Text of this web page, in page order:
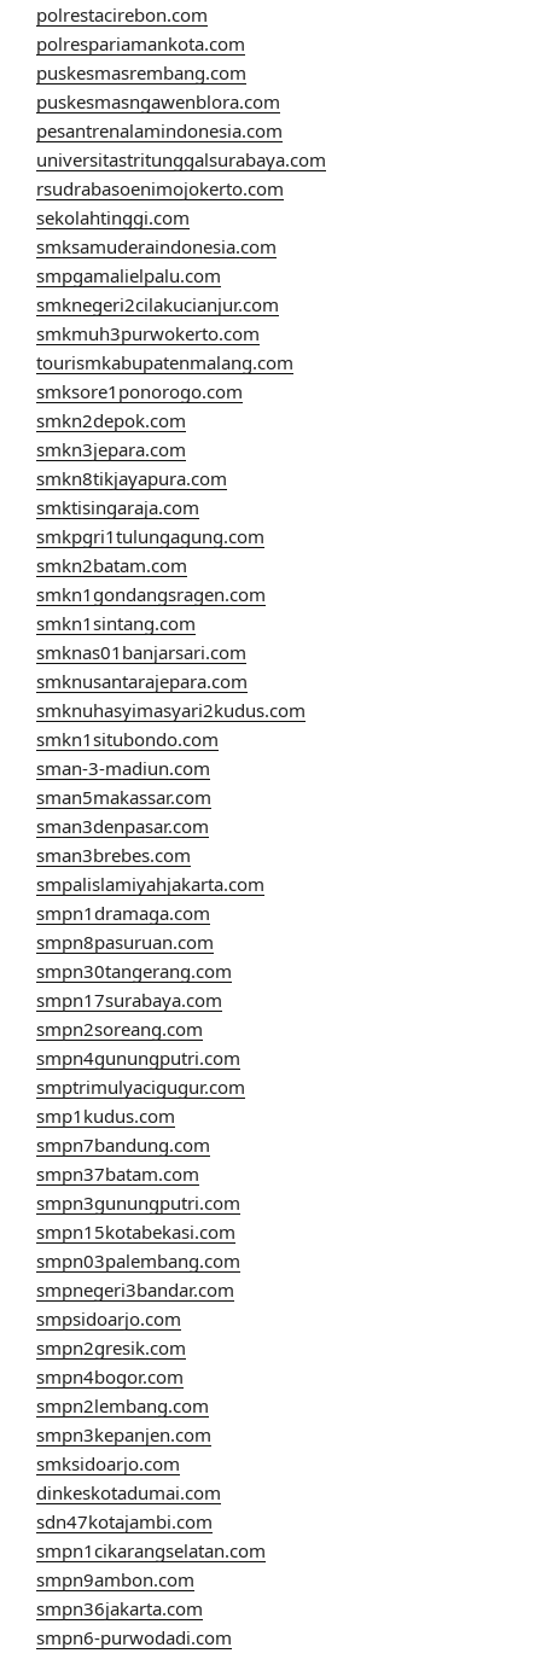
polrestacirebon.com
polrespariamankota.com
puskesmasrembang.com
puskesmasngawenblora.com
pesantrenalamindonesia.com
universitastritunggalsurabaya.com
rsudrabasoenimojokerto.com
sekolahtinggi.com
smksamuderaindonesia.com
smpgamalielpalu.com
smknegeri2cilakucianjur.com
smkmuh3purwokerto.com
tourismkabupatenmalang.com
smksore1ponorogo.com
smkn2depok.com
smkn3jepara.com
smkn8tikjayapura.com
smktisingaraja.com
smkpgri1tulungagung.com
smkn2batam.com
smkn1gondangsragen.com
smkn1sintang.com
smknas01banjarsari.com
smknusantarajepara.com
smknuhasyimasyari2kudus.com
smkn1situbondo.com
sman-3-madiun.com
sman5makassar.com
sman3denpasar.com
sman3brebes.com
smpalislamiyahjakarta.com
smpn1dramaga.com
smpn8pasuruan.com
smpn30tangerang.com
smpn17surabaya.com
smpn2soreang.com
smpn4gunungputri.com
smptrimulyacigugur.com
smp1kudus.com
smpn7bandung.com
smpn37batam.com
smpn3gunungputri.com
smpn15kotabekasi.com
smpn03palembang.com
smpnegeri3bandar.com
smpsidoarjo.com
smpn2gresik.com
smpn4bogor.com
smpn2lembang.com
smpn3kepanjen.com
smksidoarjo.com
dinkeskotadumai.com
sdn47kotajambi.com
smpn1cikarangselatan.com
smpn9ambon.com
smpn36jakarta.com
smpn6-purwodadi.com